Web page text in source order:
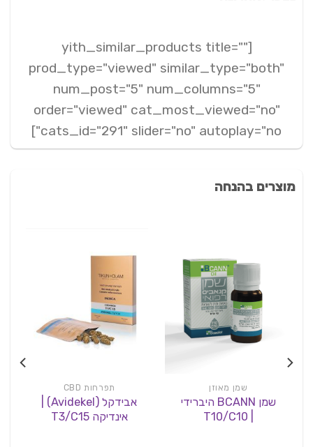
[yith_similar_products title=""
prod_type="viewed" similar_type="both"
num_post="5" num_columns="5"
order="viewed" cat_most_viewed="no"
cats_id="291" slider="no" autoplay="no"]
מוצרים בהנחה
שמן מאוזן
שמן BCANN היברידי
תפרחות CBD
אבידקל (Avidekel) |
אינדיקה T3/C15